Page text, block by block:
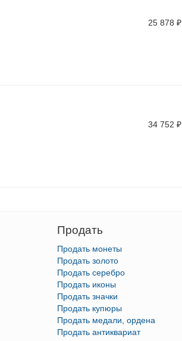
25 878 ₽
34 752 ₽
Продать
Продать монеты
Продать золото
Продать серебро
Продать иконы
Продать значки
Продать купюры
Продать медали, ордена
Продать антиквариат